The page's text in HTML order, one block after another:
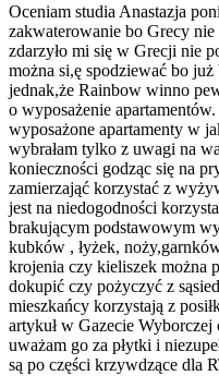
Oceniam studia Anastazja
zakwaterowanie bo Grecy
zdarzyło mi się w Grecji nie
można si,ę spodziewać bo
jednak,że Rainbow winno
o wyposażenie
wyposażone apartamenty w
wybrałam tylko z uwagi na
konieczności godząc się na
zamierzająć korzystać z
jest na niedogodności
brakującym podstawowym
kubków , łyżek,
krojenia czy kieliszek można
dokupić czy pożyczyć z
mieszkańcy korzystają z
artykuł w Gazecie
uważam go za płytki i
są po części krzywdzące dla